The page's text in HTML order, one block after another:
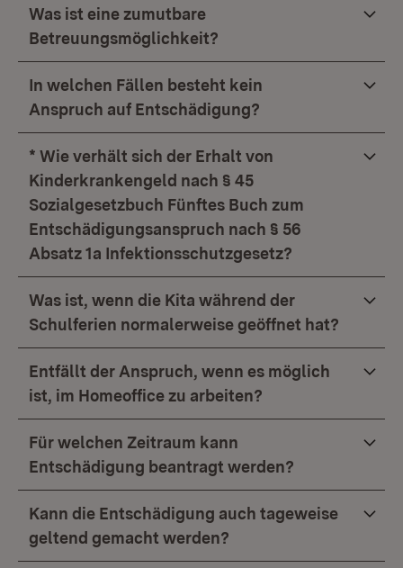
Was ist eine zumutbare
Betreuungsmöglichkeit?
In welchen Fällen besteht kein
Anspruch auf Entschädigung?
* Wie verhält sich der Erhalt von
Kinderkrankengeld nach § 45
Sozialgesetzbuch Fünftes Buch zum
Entschädigungsanspruch nach § 56
Absatz 1a Infektionsschutzgesetz?
Was ist, wenn die Kita während der
Schulferien normalerweise geöffnet hat?
Entfällt der Anspruch, wenn es möglich
ist, im Homeoffice zu arbeiten?
Für welchen Zeitraum kann
Entschädigung beantragt werden?
Kann die Entschädigung auch tageweise
geltend gemacht werden?